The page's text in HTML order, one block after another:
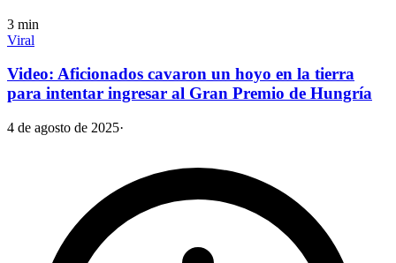
3 min
Viral
Video: Aficionados cavaron un hoyo en la tierra
para intentar ingresar al Gran Premio de Hungría
4 de agosto de 2025·